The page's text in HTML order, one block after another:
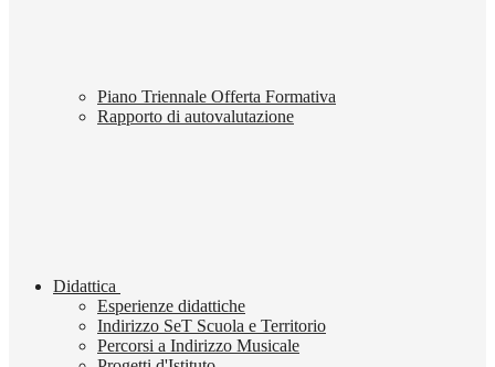
Piano Triennale Offerta Formativa
Rapporto di autovalutazione
Didattica
Esperienze didattiche
Indirizzo SeT Scuola e Territorio
Percorsi a Indirizzo Musicale